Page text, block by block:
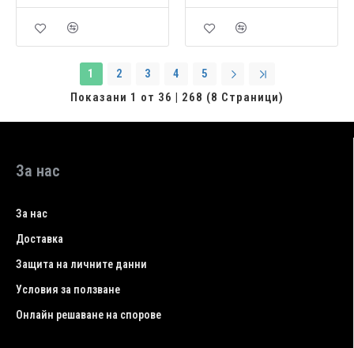
1 2 3 4
5
Показани 1 от 36 | 268 (8 Страници)
За нас
За нас
Доставка
Защита на личните данни
Условия за ползване
Онлайн решаване на спорове